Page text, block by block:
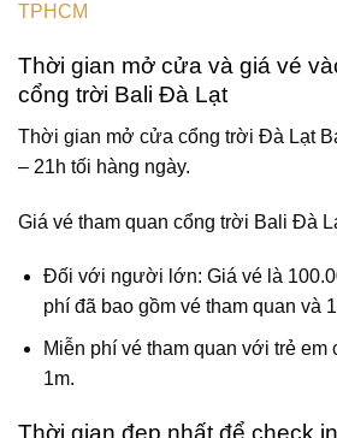
TPHCM
Thời gian mở cửa và giá vé
cổng trời Bali Đà Lạt
Thời gian mở cửa cổng trời Đà Lạt
– 21h tối hàng ngày.
Giá vé tham quan cổng trời Bali Đà
Đối với người lớn: Giá vé là
phí đã bao gồm vé tham quan và
Miễn phí vé tham quan với trẻ
1m.
Thời gian đẹp nhất để check